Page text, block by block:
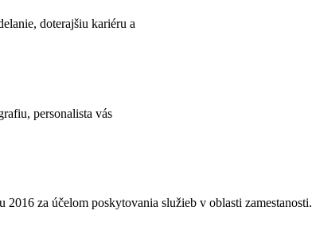
doterajšiu kariéru a
personalista vás
za účelom poskytovania služieb v oblasti zamestanosti.